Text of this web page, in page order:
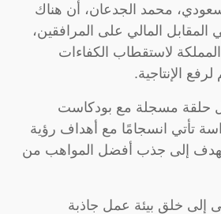
محمد الجدعان، أن هناك
المالي على المرافقين،
لاستقطاب الكفاءات
الإنتاجية.
حلقة مسجلة مع بودكاست
تأتي انسجامًا مع أهداف رؤية
التي تهدف إلى جذب أفضل المواهب من
إلى خلق بيئة عمل جاذبة